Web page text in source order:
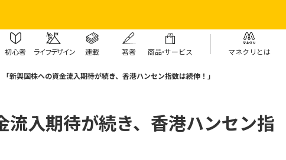
初心者 ライフデザイン 連載 著者 商品・サービス マネクリとは
「新興国株への資金流入期待が続き、香港ハンセン指数は続伸！」
流入期待が続き、香港ハンセン指